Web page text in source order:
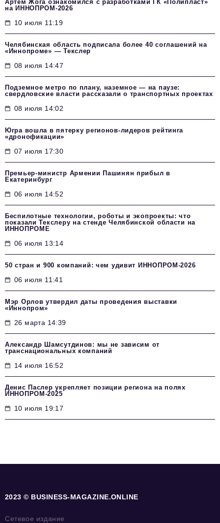
Артём Жога ознакомился с разработками ГК «Полипласт»
на ИННОПРОМ-2026
10 июля 11:19
Челябинская область подписала более 40 соглашений на
«Иннопроме» — Текслер
08 июля 14:47
Подземное метро по плану, наземное — на паузе:
свердловские власти рассказали о транспортных проектах
08 июля 14:02
Югра вошла в пятерку регионов-лидеров рейтинга
«дронофикации»
07 июля 17:30
Премьер-министр Армении Пашинян прибыл в
Екатеринбург
06 июля 14:52
Беспилотные технологии, роботы и экопроекты: что
показали Текслеру на стенде Челябинской области на
ИННОПРОМЕ
06 июля 13:14
50 стран и 900 компаний: чем удивит ИННОПРОМ‑2026
06 июля 11:41
Мэр Орлов утвердил даты проведения выставки
«Иннопром»
26 марта 14:39
Александр Шамсутдинов: мы не зависим от
транснациональных компаний
14 июля 16:52
Денис Паслер укрепляет позиции региона на полях
ИННОПРОМ-2025
10 июля 19:17
2023 © BUSINESS-MAGAZINE.ONLINE
Сетевое издание